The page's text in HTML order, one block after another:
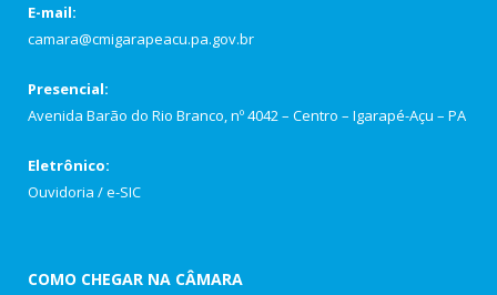
E-mail:
camara@cmigarapeacu.pa.gov.br
Presencial:
Avenida Barão do Rio Branco, nº 4042 – Centro – Igarapé-Açu – PA
Eletrônico:
Ouvidoria /e-SIC
COMO CHEGAR NA CÂMARA